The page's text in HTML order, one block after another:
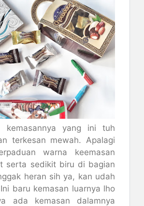
kemasannya yang ini tuh
terkesan mewah. Apalagi
warna keemasan
serta sedikit biru di bagian
heran sih ya, kan udah
baru kemasan luarnya lho
ada kemasan dalamnya